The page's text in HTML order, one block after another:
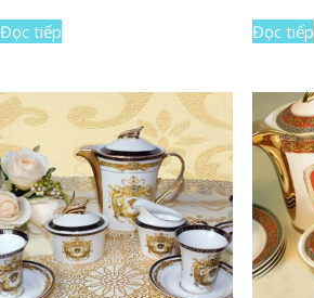
Đọc tiếp Đọc tiếp